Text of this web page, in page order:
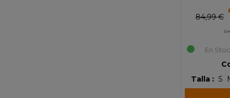
84,99 €
En
Talla : S